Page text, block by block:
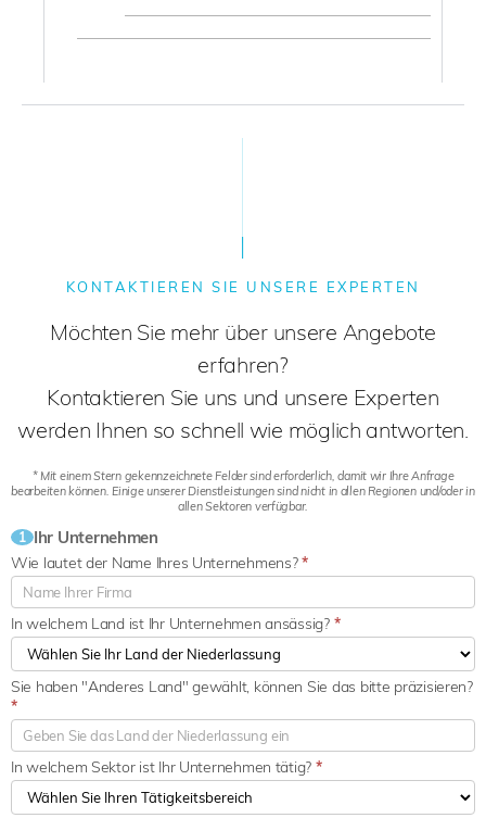
KONTAKTIEREN SIE UNSERE EXPERTEN
Möchten Sie mehr über unsere Angebote
erfahren?
Kontaktieren Sie uns und unsere Experten
werden Ihnen so schnell wie möglich antworten.
* Mit einem Stern gekennzeichnete Felder sind erforderlich, damit wir Ihre Anfrage
bearbeiten können. Einige unserer Dienstleistungen sind nicht in allen Regionen und/oder in
allen Sektoren verfügbar.
1 Ihr Unternehmen
Wie lautet der Name Ihres Unternehmens?*
In welchem Land ist Ihr Unternehmen ansässig? *
In welchem Sektor ist Ihr Unternehmen tätig? *
Sie haben "Anderes Land" gewählt, können Sie das bitte präzisieren?
*